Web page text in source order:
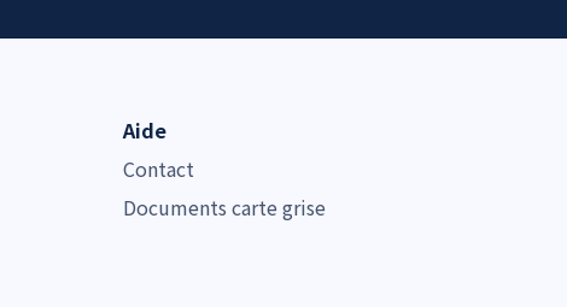
Aide
Contact
Documents carte grise